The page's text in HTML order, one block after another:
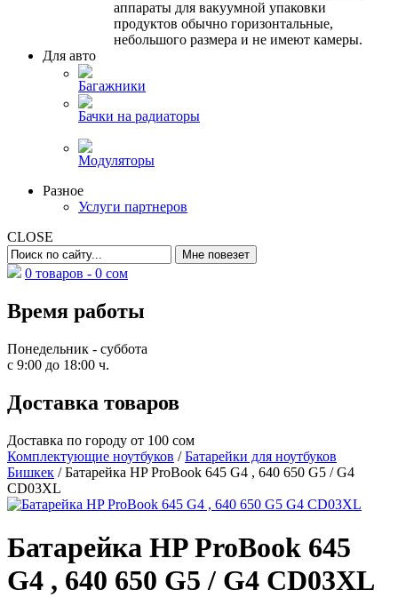
аппараты для вакуумной упаковки
продуктов обычно горизонтальные,
небольшого размера и не имеют камеры.
Для авто
Багажники
Бачки на радиаторы
Модуляторы
Разное
Услуги партнеров
CLOSE
0 товаров - 0 сом
Время работы
Понедельник - суббота
с 9:00 до 18:00 ч.
Доставка товаров
Доставка по городу от 100 сом
Комплектующие ноутбуков /Батарейки для ноутбуков
Бишкек / Батарейка HP ProBook 645 G4 , 640 650 G5 / G4
CD03XL
Батарейка HP ProBook 645
G4 , 640 650 G5 / G4 CD03XL